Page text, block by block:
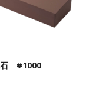
#1000